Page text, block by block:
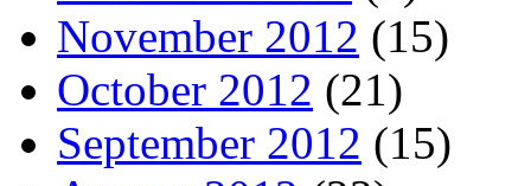
November 2012 (15)
October 2012 (21)
September 2012 (15)